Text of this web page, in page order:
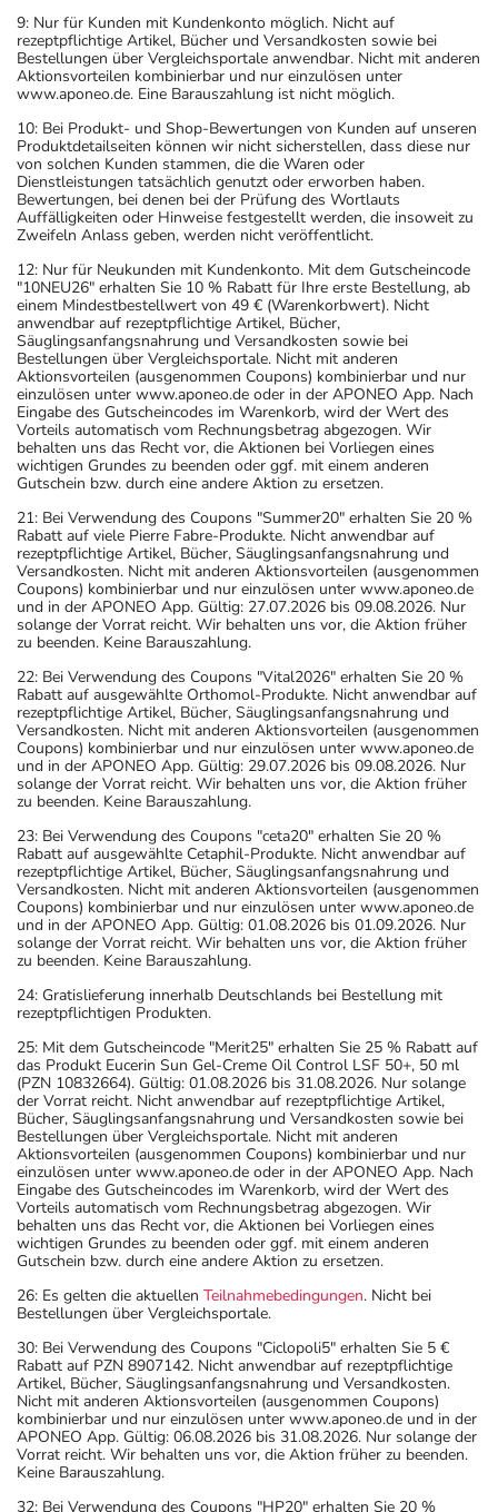
9: Nur für Kunden mit Kundenkonto möglich. Nicht auf
rezeptpflichtige Artikel, Bücher und Versandkosten sowie bei
Bestellungen über Vergleichsportale anwendbar. Nicht mit anderen
Aktionsvorteilen kombinierbar und nur einzulösen unter
www.aponeo.de. Eine Barauszahlung ist nicht möglich.
10: Bei Produkt- und Shop-Bewertungen von Kunden auf unseren
Produktdetailseiten können wir nicht sicherstellen, dass diese nur
von solchen Kunden stammen, die die Waren oder
Dienstleistungen tatsächlich genutzt oder erworben haben.
Bewertungen, bei denen bei der Prüfung des Wortlauts
Auffälligkeiten oder Hinweise festgestellt werden, die insoweit zu
Zweifeln Anlass geben, werden nicht veröffentlicht.
12: Nur für Neukunden mit Kundenkonto. Mit dem Gutscheincode
"10NEU26" erhalten Sie 10 % Rabatt für Ihre erste Bestellung, ab
einem Mindestbestellwert von 49 € (Warenkorbwert). Nicht
anwendbar auf rezeptpflichtige Artikel, Bücher,
Säuglingsanfangsnahrung und Versandkosten sowie bei
Bestellungen über Vergleichsportale. Nicht mit anderen
Aktionsvorteilen (ausgenommen Coupons) kombinierbar und nur
einzulösen unter www.aponeo.de oder in der APONEO App. Nach
Eingabe des Gutscheincodes im Warenkorb, wird der Wert des
Vorteils automatisch vom Rechnungsbetrag abgezogen. Wir
behalten uns das Recht vor, die Aktionen bei Vorliegen eines
wichtigen Grundes zu beenden oder ggf. mit einem anderen
Gutschein bzw. durch eine andere Aktion zu ersetzen.
21: Bei Verwendung des Coupons "Summer20" erhalten Sie 20 %
Rabatt auf viele Pierre Fabre-Produkte. Nicht anwendbar auf
rezeptpflichtige Artikel, Bücher, Säuglingsanfangsnahrung und
Versandkosten. Nicht mit anderen Aktionsvorteilen (ausgenommen
Coupons) kombinierbar und nur einzulösen unter www.aponeo.de
und in der APONEO App. Gültig: 27.07.2026 bis 09.08.2026. Nur
solange der Vorrat reicht. Wir behalten uns vor, die Aktion früher
zu beenden. Keine Barauszahlung.
22: Bei Verwendung des Coupons "Vital2026" erhalten Sie 20 %
Rabatt auf ausgewählte Orthomol-Produkte. Nicht anwendbar auf
rezeptpflichtige Artikel, Bücher, Säuglingsanfangsnahrung und
Versandkosten. Nicht mit anderen Aktionsvorteilen (ausgenommen
Coupons) kombinierbar und nur einzulösen unter www.aponeo.de
und in der APONEO App. Gültig: 29.07.2026 bis 09.08.2026. Nur
solange der Vorrat reicht. Wir behalten uns vor, die Aktion früher
zu beenden. Keine Barauszahlung.
23: Bei Verwendung des Coupons "ceta20" erhalten Sie 20 %
Rabatt auf ausgewählte Cetaphil-Produkte. Nicht anwendbar auf
rezeptpflichtige Artikel, Bücher, Säuglingsanfangsnahrung und
Versandkosten. Nicht mit anderen Aktionsvorteilen (ausgenommen
Coupons) kombinierbar und nur einzulösen unter www.aponeo.de
und in der APONEO App. Gültig: 01.08.2026 bis 01.09.2026. Nur
solange der Vorrat reicht. Wir behalten uns vor, die Aktion früher
zu beenden. Keine Barauszahlung.
24: Gratislieferung innerhalb Deutschlands bei Bestellung mit
rezeptpflichtigen Produkten.
25: Mit dem Gutscheincode "Merit25" erhalten Sie 25 % Rabatt auf
das Produkt Eucerin Sun Gel-Creme Oil Control LSF 50+, 50 ml
(PZN 10832664). Gültig: 01.08.2026 bis 31.08.2026. Nur solange
der Vorrat reicht. Nicht anwendbar auf rezeptpflichtige Artikel,
Bücher, Säuglingsanfangsnahrung und Versandkosten sowie bei
Bestellungen über Vergleichsportale. Nicht mit anderen
Aktionsvorteilen (ausgenommen Coupons) kombinierbar und nur
einzulösen unter www.aponeo.de oder in der APONEO App. Nach
Eingabe des Gutscheincodes im Warenkorb, wird der Wert des
Vorteils automatisch vom Rechnungsbetrag abgezogen. Wir
behalten uns das Recht vor, die Aktionen bei Vorliegen eines
wichtigen Grundes zu beenden oder ggf. mit einem anderen
Gutschein bzw. durch eine andere Aktion zu ersetzen.
26: Es gelten die aktuellen Teilnahmebedingungen. Nicht bei
Bestellungen über Vergleichsportale.
30: Bei Verwendung des Coupons "Ciclopoli5" erhalten Sie 5 €
Rabatt auf PZN 8907142. Nicht anwendbar auf rezeptpflichtige
Artikel, Bücher, Säuglingsanfangsnahrung und Versandkosten.
Nicht mit anderen Aktionsvorteilen (ausgenommen Coupons)
kombinierbar und nur einzulösen unter www.aponeo.de und in der
APONEO App. Gültig: 06.08.2026 bis 31.08.2026. Nur solange der
Vorrat reicht. Wir behalten uns vor, die Aktion früher zu beenden.
Keine Barauszahlung.
32: Bei Verwendung des Coupons "HP20" erhalten Sie 20 %